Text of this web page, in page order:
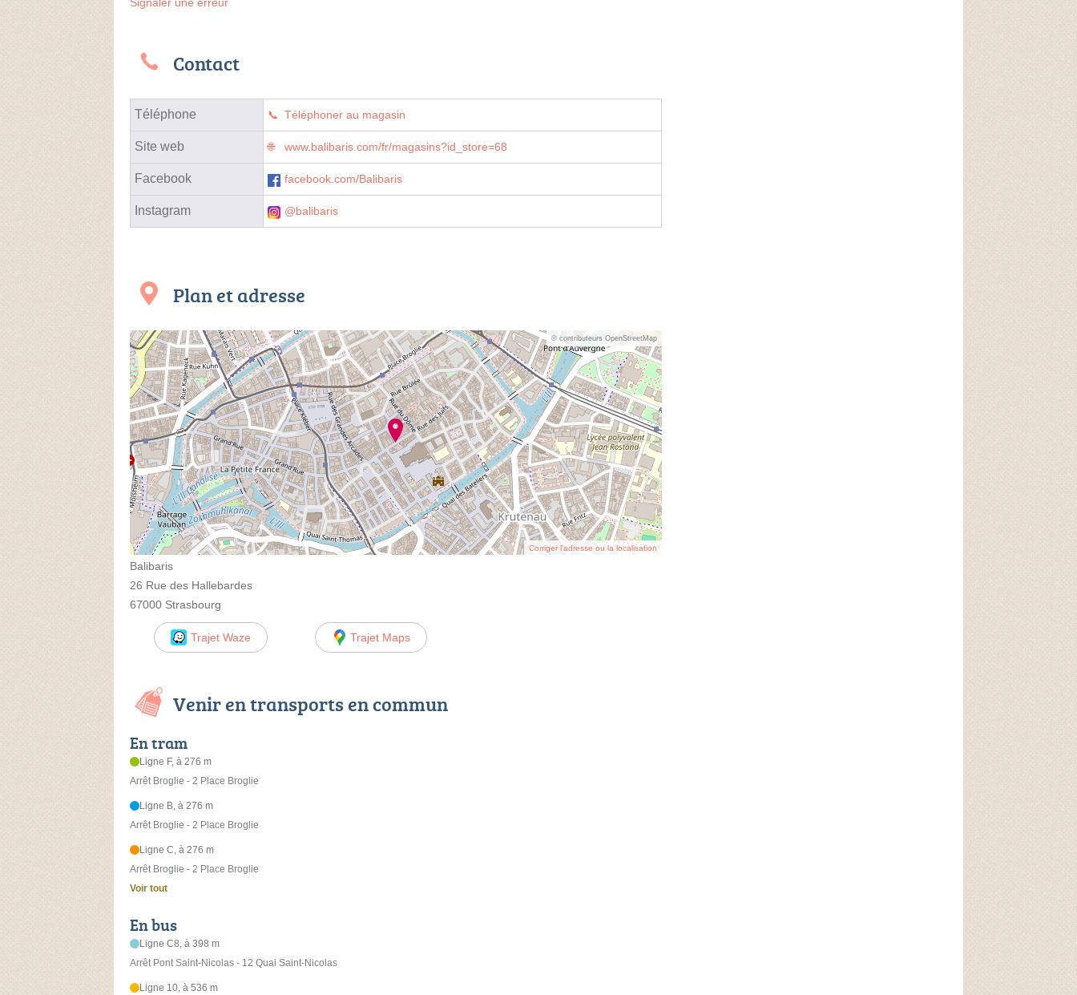
Contact
Téléphone Téléphoner au magasin
Site web www.balibaris.com/fr/magasins?id_store=68
Facebook facebook.com/Balibaris
Instagram @balibaris
Plan et adresse
© contributeurs OpenStreetMap
Corriger l’adresse ou la localisation
Balibaris
26 Rue des Hallebardes
67000 Strasbourg
Trajet Waze Trajet Maps
Venir en transports en commun
En tram
Ligne F, à 276 m
Arrêt Broglie - 2 Place Broglie
Ligne B, à 276 m
Arrêt Broglie - 2 Place Broglie
Ligne C, à 276 m
Arrêt Broglie - 2 Place Broglie
Voir tout
En bus
Ligne C8, à 398 m
Arrêt Pont Saint-Nicolas - 12 Quai Saint-Nicolas
Ligne 10, à 536 m